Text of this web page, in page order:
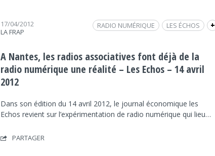
17/04/2012
LA FRAP
+
LES ÉCHOS
RADIO NUMÉRIQUE
REVUE DE PRESSE
RNT
A Nantes, les radios associatives font déjà de la
radio numérique une réalité – Les Echos – 14 avril
2012
Dans son édition du 14 avril 2012, le journal économique les
Echos revient sur l’expérimentation de radio numérique qui lieu…
PARTAGER